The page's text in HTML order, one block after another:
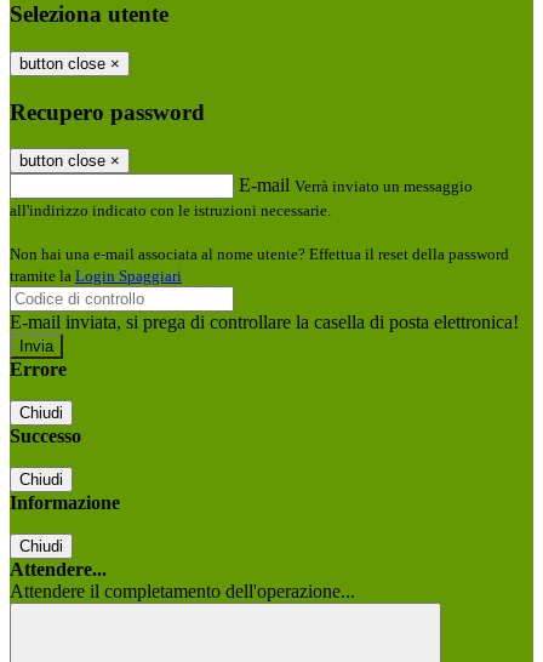
Seleziona utente
button close ×
Recupero password
button close ×
E-mail Verrà inviato un messaggio
all'indirizzo indicato con le istruzioni necessarie.
Non hai una e-mail associata al nome utente? Effettua il reset della password
tramite la Login Spaggiari
E-mail inviata, si prega di controllare la casella di posta elettronica!
Errore
Chiudi
Successo
Chiudi
Informazione
Chiudi
Attendere...
Attendere il completamento dell'operazione...